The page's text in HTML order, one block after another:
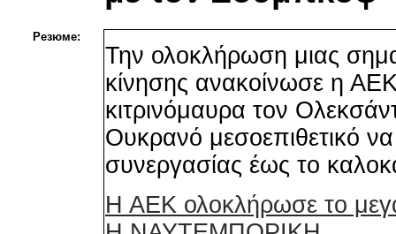
Резюме:
Την ολοκλήρωση μιας
κίνησης ανακοίνωσε η
κιτρινόμαυρα τον
Ουκρανό μεσοεπιθετικό
συνεργασίας έως το
Η ΑΕΚ ολοκλήρωσε το